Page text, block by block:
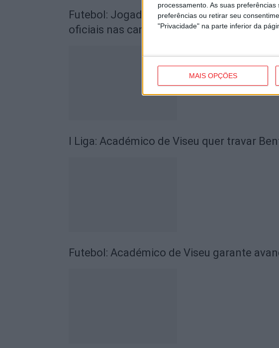
processamento. As suas
preferências ou retirar seu
"Privacidade" na parte inferior da
MAIS OPÇÕES
Futebol: Jogadores do Académico e
oficiais nas camisolas
I Liga: Académico de Viseu quer travar
Futebol: Académico de Viseu garante